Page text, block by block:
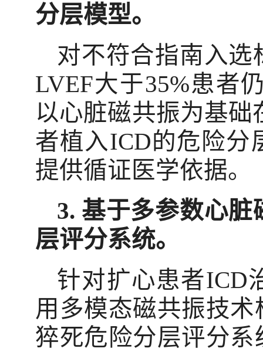
分层模型。
对不符合指南入
LVEF大于35%患者
以心脏磁共振为基
者植入ICD的危险分
提供循证医学依据。
3. 基于多参数心脏
层评分系统。
针对扩心患者ICD
用多模态磁共振技
猝死危险分层评分